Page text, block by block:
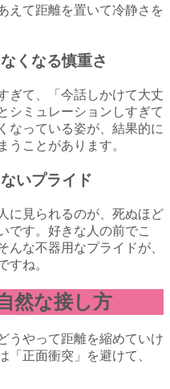
えて距離を置いて冷静さを
くなる慎重さ
ぎて、「今話しかけて大丈
シミュレーションしすぎて
なっている姿が、結果的に
うことがあります。
いプライド
に見られるのが、死ぬほど
です。好きな人の前でこ
んな不器用なプライドが、
すね。
然な接し方
うやって距離を縮めていけ
「正面衝突」を避けて、